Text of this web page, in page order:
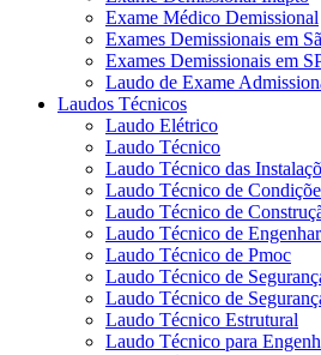
Exame Médico Demissional
Exames Demissionais em
Exames Demissionais em
Laudo de Exame
Laudos Técnicos
Laudo Elétrico
Laudo Técnico
Laudo Técnico das
Laudo Técnico de
Laudo Técnico de
Laudo Técnico de
Laudo Técnico de Pmoc
Laudo Técnico de
Laudo Técnico de
Laudo Técnico Estrutural
Laudo Técnico para